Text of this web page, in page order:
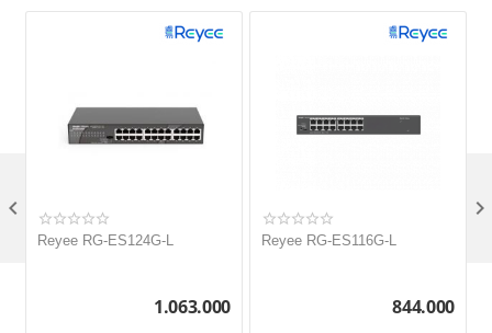
Reyee RG-ES124G-L
1.063.000
Reyee RG-ES116G-L
844.000
 